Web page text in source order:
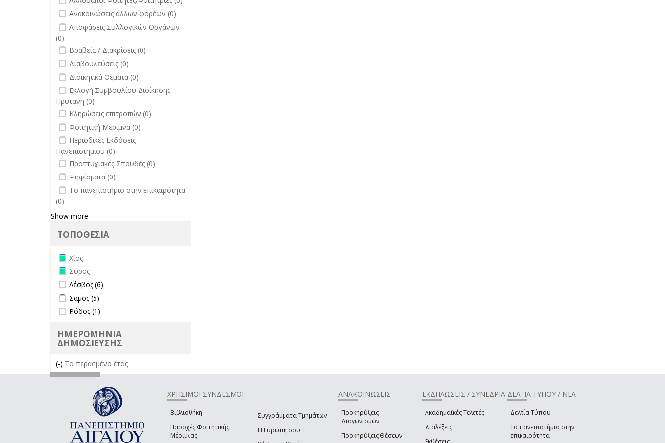
undefined
Ανακοινώσεις άλλων φορέων (0)
undefined
Αποφάσεις Συλλογικών Οργάνων
(0)
undefined
Βραβεία / Διακρίσεις (0)
undefined
Διαβουλεύσεις (0)
undefined
Διοικητικά Θέματα (0)
undefined
Εκλογή Συμβουλίου Διοίκησης-
Πρύτανη (0)
undefined
Κληρώσεις επιτροπών (0)
undefined
Φοιτητική Μέριμνα (0)
undefined
Περιοδικές Εκδόσεις
Πανεπιστημίου (0)
undefined
Προπτυχιακές Σπουδές (0)
undefined
Ψηφίσματα (0)
undefined
Το πανεπιστήμιο στην επικαιρότητα
(0)
Show more
ΤΟΠΟΘΕΣΙΑ
Remove Χίος filter
Χίος
Remove Σύρος filter
Σύρος
Apply Λέσβος filter
Λέσβος (6)
Apply Σάμος filter
Σάμος (5)
Apply Ρόδος filter
Ρόδος (1)
ΗΜΕΡΟΜΗΝΙΑ
ΔΗΜΟΣΙΕΥΣΗΣ
(-) Remove Το περασμένο έτος filter
Το περασμένο έτος
ΧΡΗΣΙΜΟΙ ΣΥΝΔΕΣΜΟΙ
Βιβλιοθήκη
Παροχές Φοιτητικής
Μέριμνας
Συγγράμματα Τμημάτων
Η Ευρώπη σου
ΑΝΑΚΟΙΝΩΣΕΙΣ
Προκηρύξεις
Διαγωνισμών
Προκηρύξεις Θέσεων
ΕΚΔΗΛΩΣΕΙΣ / ΣΥΝΕΔΡΙΑ
Ακαδημαϊκές Τελετές
Διαλέξεις
Εκθέσεις
ΔΕΛΤΙΑ ΤΥΠΟΥ / ΝΕΑ
Δελτία Τύπου
Το πανεπιστήμιο στην
επικαιρότητα